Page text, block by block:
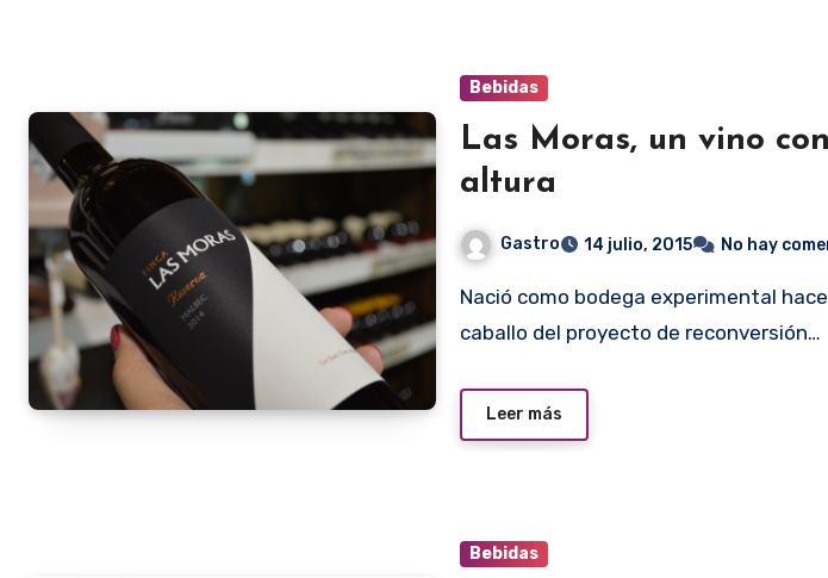
Bebidas
Las Moras, un vino
altura
Gastro 14 julio, 2015 No hay
Nació como bodega experimental hace más de 20 años, a
caballo del proyecto de reconversión…
Leer más
Bebidas